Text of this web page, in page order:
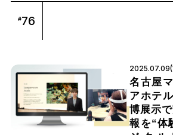
#76
名古屋
アホテ
博展示
報を“体